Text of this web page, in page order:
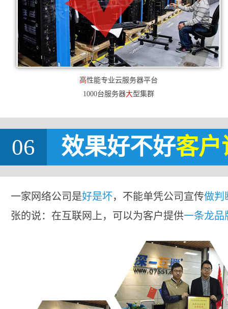
高性能专业云服务器平台
1000台服务器大型集群
06 效果好不好客户
一家网络公司是好是坏，不能单凭公司宣传做判
张的说：在互联网上，可以为客户提供一条龙品